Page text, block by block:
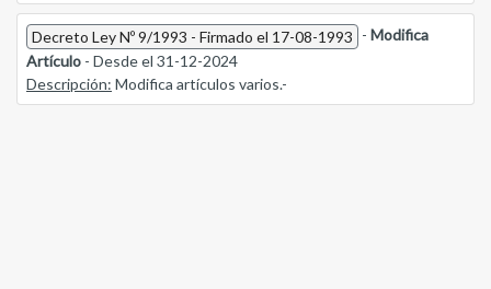
Decreto Ley Nº 9/1993 - Firmado el 17-08-1993 - Modifica
Artículo - Desde el 31-12-2024
Descripción: Modifica artículos varios.-